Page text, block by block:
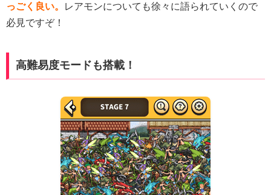
っごく良い。
レアモンについても徐々に語られていくので
必見ですぞ！
高難易度モードも搭載！